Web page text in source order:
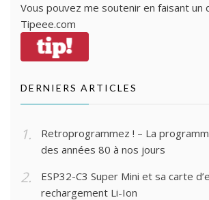
Vous pouvez me soutenir en faisant un
Tipeee.com
DERNIERS ARTICLES
Retroprogrammez ! – La
des années 80 à nos jours
ESP32-C3 Super Mini et sa carte
rechargement Li-Ion